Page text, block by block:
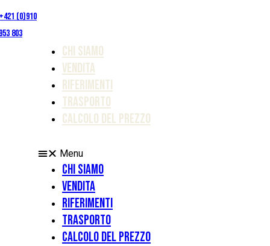
(0)910
803
Chi siamo
Vendita
Riferimenti
Trasporto
Calcolo del prezzo
Menu
Chi siamo
Vendita
Riferimenti
Trasporto
Calcolo del prezzo